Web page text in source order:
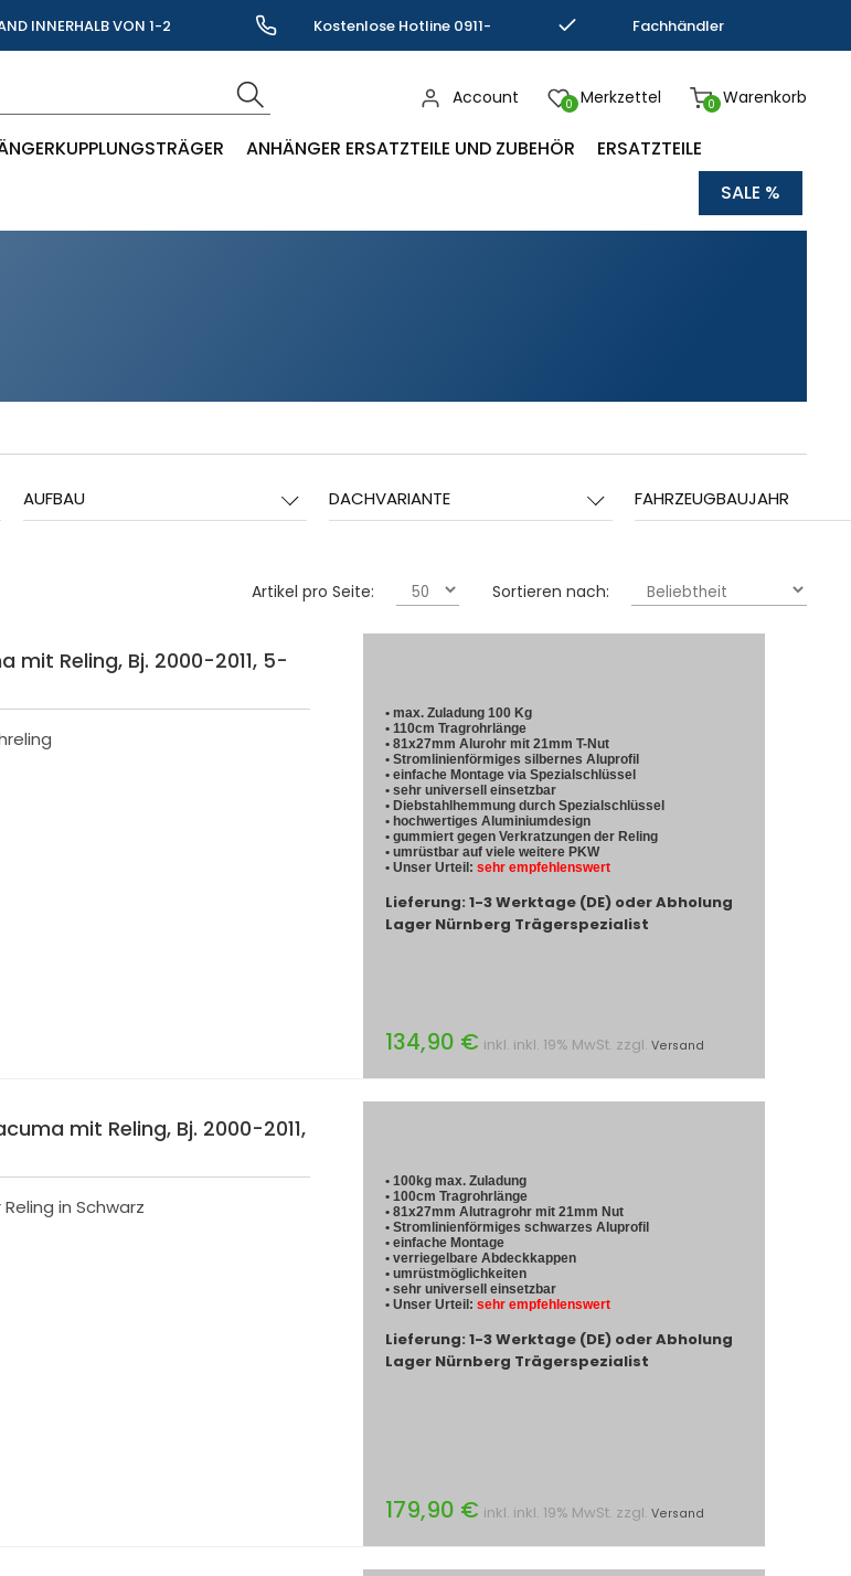
INNERHALB VON 1-2 Kostenlose Hotline 0911- Fachhändler
0 Warenkorb
0 Merkzettel
Account
ANHÄNGER ERSATZTEILE UND ZUBEHÖR
ERSATZTEILE
SALE %
AUFBAU DACHVARIANTE FAHRZEUGBAUJAHR
Sortieren nach:
Artikel pro Seite:
mit Reling, Bj. 2000-2011, 5-
• max. Zuladung 100 Kg
• 110cm Tragrohrlänge
• 81x27mm Alurohr mit 21mm T-Nut
• Stromlinienförmiges silbernes Aluprofil
• einfache Montage via Spezialschlüssel
• sehr universell einsetzbar
• Diebstahlhemmung durch Spezialschlüssel
• hochwertiges Aluminiumdesign
• gummiert gegen Verkratzungen der Reling
• umrüstbar auf viele weitere PKW
• Unser Urteil: sehr empfehlenswert
Lieferung: 1-3 Werktage (DE) oder Abholung
Lager Nürnberg Trägerspezialist
134,90 € inkl. inkl. 19% MwSt. zzgl. Versand
mit Reling, Bj. 2000-2011,
in Schwarz
• 100kg max. Zuladung
• 100cm Tragrohrlänge
• 81x27mm Alutragrohr mit 21mm Nut
• Stromlinienförmiges schwarzes Aluprofil
• einfache Montage
• verriegelbare Abdeckkappen
• umrüstmöglichkeiten
• sehr universell einsetzbar
• Unser Urteil: sehr empfehlenswert
Lieferung: 1-3 Werktage (DE) oder Abholung
Lager Nürnberg Trägerspezialist
179,90 € inkl. inkl. 19% MwSt. zzgl. Versand